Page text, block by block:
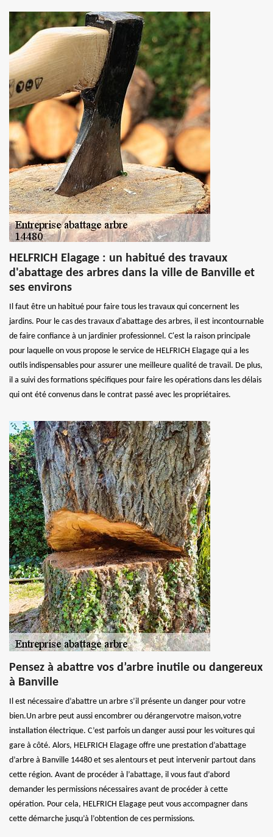
HELFRICH Elagage : un habitué des travaux
d'abattage des arbres dans la ville de Banville et
ses environs
Il faut être un habitué pour faire tous les travaux qui concernent les
jardins. Pour le cas des travaux d'abattage des arbres, il est incontournable
de faire confiance à un jardinier professionnel. C'est la raison principale
pour laquelle on vous propose le service de HELFRICH Elagage qui a les
outils indispensables pour assurer une meilleure qualité de travail. De plus,
il a suivi des formations spécifiques pour faire les opérations dans les délais
qui ont été convenus dans le contrat passé avec les propriétaires.
Pensez à abattre vos d’arbre inutile ou dangereux
à Banville
Il est nécessaire d’abattre un arbre s’il présente un danger pour votre
bien.Un arbre peut aussi encombrer ou dérangervotre maison,votre
installation électrique. C’est parfois un danger aussi pour les voitures qui
gare à côté. Alors, HELFRICH Elagage offre une prestation d’abattage
d’arbre à Banville 14480 et ses alentours et peut intervenir partout dans
cette région. Avant de procéder à l’abattage, il vous faut d’abord
demander les permissions nécessaires avant de procéder à cette
opération. Pour cela, HELFRICH Elagage peut vous accompagner dans
cette démarche jusqu’à l’obtention de ces permissions.